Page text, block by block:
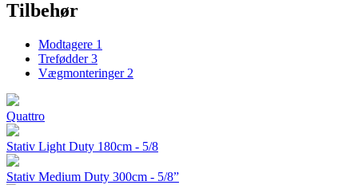
Tilbehør
Modtagere 1
Trefødder3
Vægmonteringer 2
Quattro
Stativ Light Duty 180cm - 5/8
Stativ Medium Duty 300cm - 5/8”